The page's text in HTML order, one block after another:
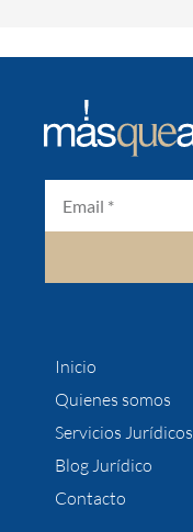
Inicio
Quienes somos
Servicios Jurídicos
Blog Jurídico
Contacto